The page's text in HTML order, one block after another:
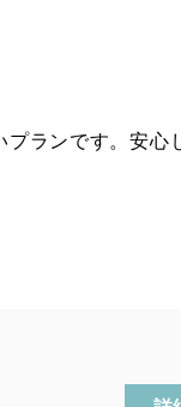
ランです。安心